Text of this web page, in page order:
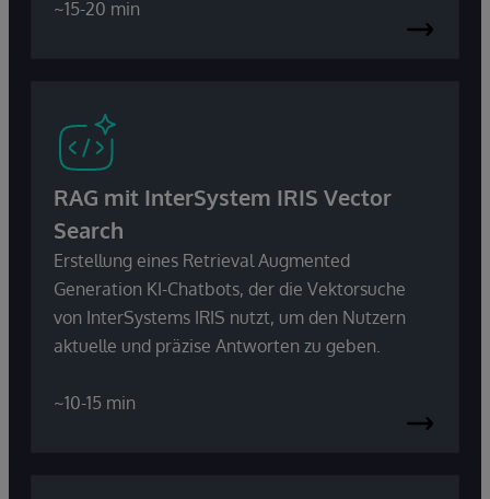
~15-20 min
RAG mit InterSystem IRIS Vector
Search
Erstellung eines Retrieval Augmented
Generation KI-Chatbots, der die Vektorsuche
von InterSystems IRIS nutzt, um den Nutzern
aktuelle und präzise Antworten zu geben.
~10-15 min